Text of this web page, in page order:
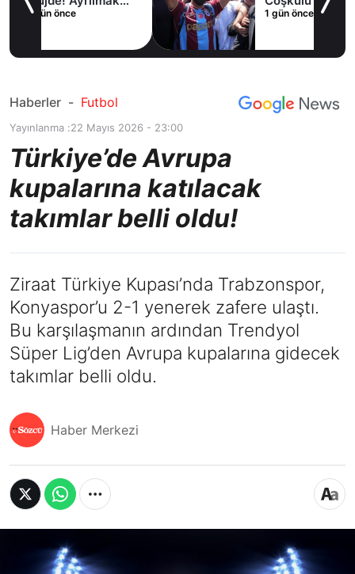
1 gün önce
Haberler - Futbol
Yayınlanma :22 Mayıs 2026 - 23:00
Türkiye’de Avrupa
kupalarına katılacak
takımlar belli oldu!
Ziraat Türkiye Kupası’nda Trabzonspor,
Konyaspor’u 2-1 yenerek zafere ulaştı.
Bu karşılaşmanın ardından Trendyol
Süper Lig’den Avrupa kupalarına gidecek
takımlar belli oldu.
Haber Merkezi